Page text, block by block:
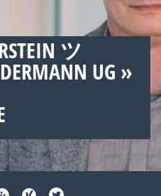
ツ
UG »